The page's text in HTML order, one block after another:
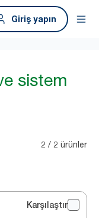
Giriş yapın
sistem
2 / 2 ürünler
Karşılaştır